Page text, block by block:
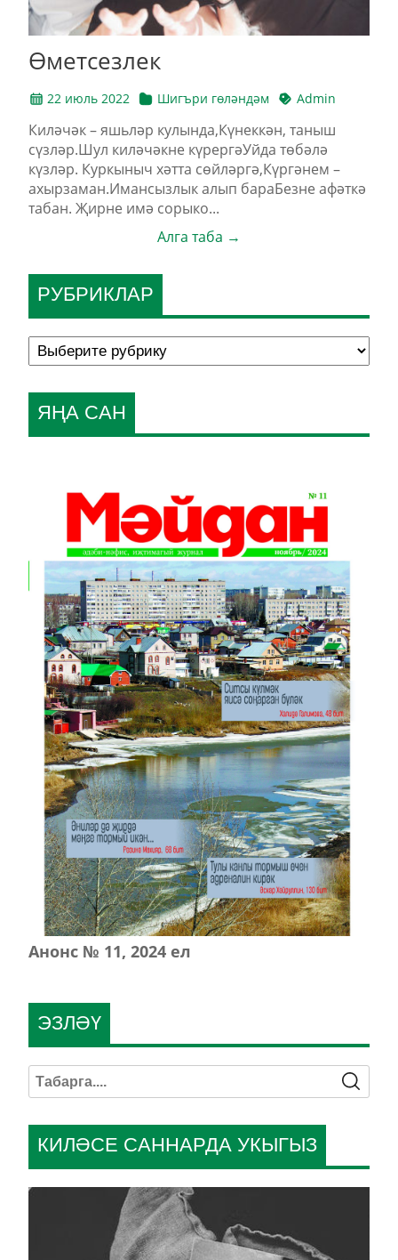
Өметсезлек
22 июль 2022 Шигъри гөләндәм Admin
Киләчәк – яшьләр кулында,Күнеккән, таныш
сүзләр.Шул киләчәкне күрергәУйда төбәлә
күзләр. Куркыныч хәтта сөйләргә,Күргәнем –
ахырзаман.Имансызлык алып бараБезне афәткә
табан. Җирне имә сорыко...
Алга таба →
РУБРИКЛАР
ЯҢА САН
Анонс № 11, 2024 ел
КИЛӘСЕ САННАРДА УКЫГЫЗ
ЭЗЛӘҮ